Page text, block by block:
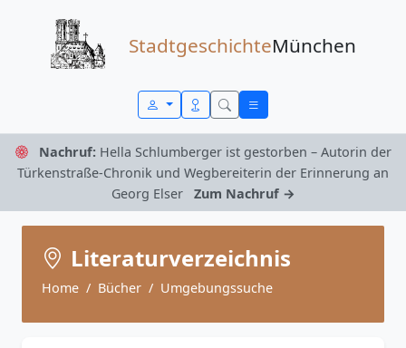
StadtgeschichteMünchen
Nachruf: Hella Schlumberger ist gestorben – Autorin der
Türkenstraße-Chronik und Wegbereiterin der Erinnerung an
Georg Elser
Zum Nachruf →
Literaturverzeichnis
Home Bücher Umgebungssuche